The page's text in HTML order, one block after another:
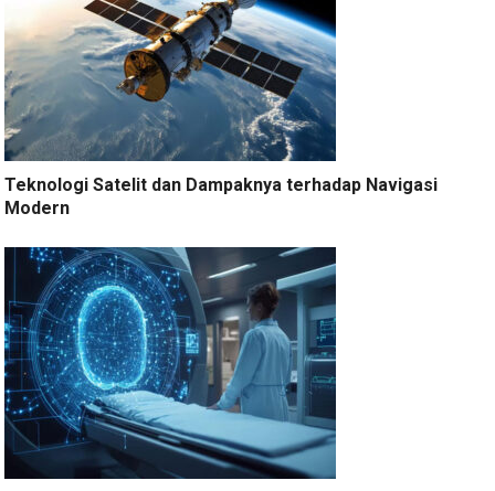
Teknologi Satelit dan Dampaknya terhadap Navigasi
Modern